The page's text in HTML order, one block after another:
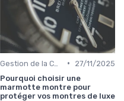
•
27/11/2025
Pourquoi choisir une
marmotte montre pour
protéger vos montres de luxe